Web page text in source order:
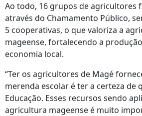
Ao todo, 16 grupos de agricultores
através do Chamamento Público,
5 cooperativas, o que valoriza a
mageense, fortalecendo a
economia local.
“Ter os agricultores de Magé
merenda escolar é ter a certeza de
Educação. Esses recursos sendo
agricultura mageense é muito